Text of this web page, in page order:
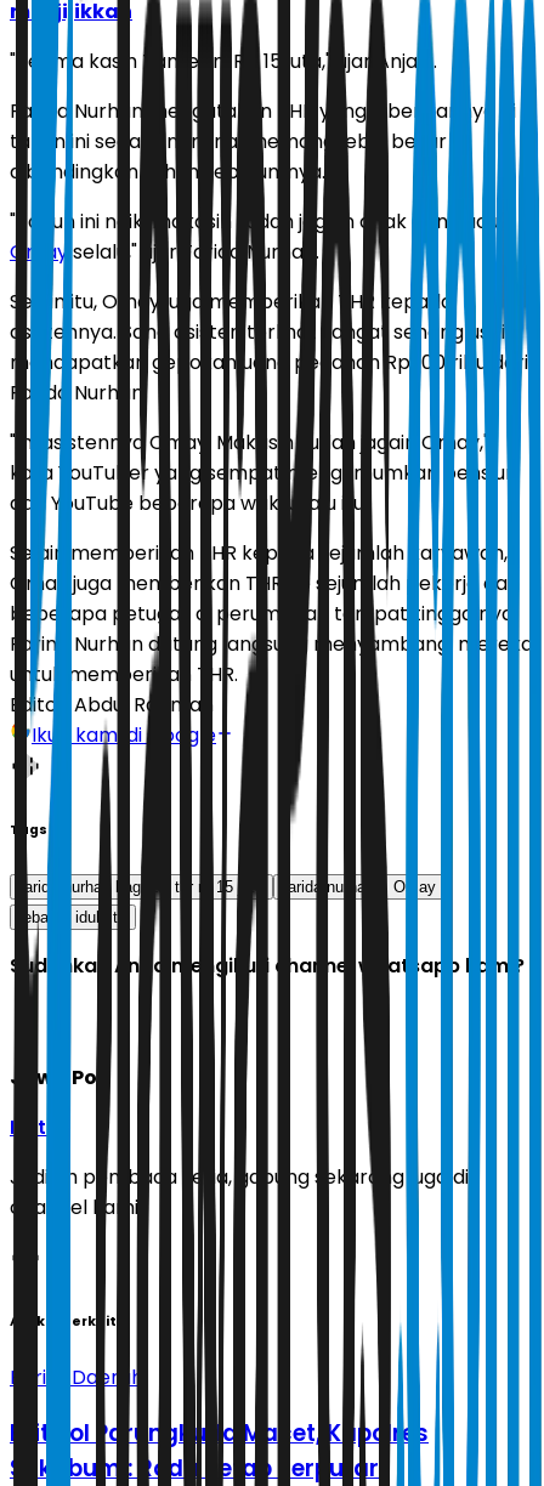
menjijikkan
"Terima kasih Tante. Ini Rp 15 juta," ujar Anjani.
Farida Nurhan mengatakan THR yang diberikannya di
tahun ini secara nominal memang lebih besar
dibandingkan tahun sebelumnya.
"Tahun ini naik, makasih sudah jagain anak dan cucu
Omay selalu," ujar Farida Nurhan.
Selain itu, Omay juga memberikan THR kepada
asistennya. Sang asisten terlihat sangat senang usai
mendapatkan gepokan uang pecahan Rp 100 ribu dari
Farida Nurhan.
"Ini asistennya Omay. Makasih sudah jagain Omay,"
kata YouTuber yang sempat mengumumkan pensiun
dari YouTube beberapa waktu lalu itu.
Selain memberikan THR kepada sejumlah karyawan,
Omay juga memberikan THR ke sejumlah pekerja dan
beberapa petugas di perumahan tempat tinggalnya.
Farina Nurhan datang langsung menyambangi mereka
untuk memberikan THR.
Editor: Abdul Rahman
Ikuti kami di Google
Tags
farida nurhan bagikan thr rp 15 juta farida nurhan
Omay
lebaran idul fitri
Sudahkah Anda mengikuti channel whatsapp kami?
Jawa Pos
Ikuti
Jadilah pembaca setia, gabung sekarang juga di
channel kami!
Artikel Terkait
Berita Daerah
Exit Tol Parungkuda Macet, Kapolres
Sukabumi: Roda Tetap Berputar